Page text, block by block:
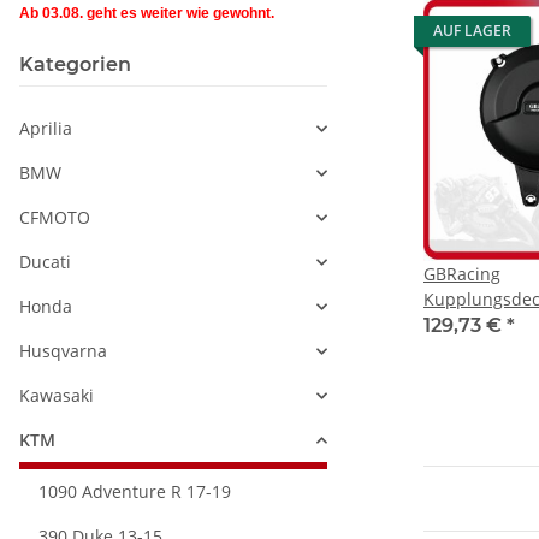
AUF LAGER
GBRacing
690 Duke /
129,73 € *
Ab 03.08. geht es weiter wie gewohnt.
Kategorien
Aprilia
BMW
CFMOTO
Ducati
Honda
Husqvarna
Kawasaki
KTM
1090 Adventure R 17-19